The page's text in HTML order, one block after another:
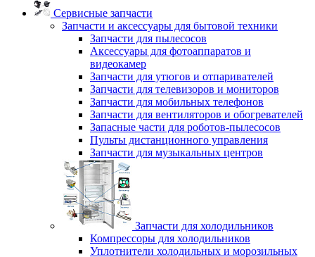
Сервисные запчасти
Запчасти и аксессуары для бытовой техники
Запчасти для пылесосов
Аксессуары для фотоаппаратов и
видеокамер
Запчасти для утюгов и отпаривателей
Запчасти для телевизоров и мониторов
Запчасти для мобильных телефонов
Запчасти для вентиляторов и обогревателей
Запасные части для роботов-пылесосов
Пульты дистанционного управления
Запчасти для музыкальных центров
Запчасти для холодильников
Компрессоры для холодильников
Уплотнители холодильных и морозильных